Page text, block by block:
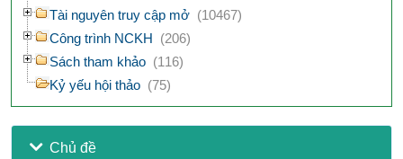
Tài nguyên truy cập mở (10467)
Công trình NCKH (206)
Sách tham khảo (116)
Kỷ yếu hội thảo (75)
Chủ đề